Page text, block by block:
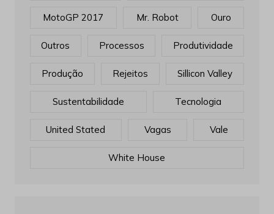
MotoGP 2017 Mr. Robot Ouro
Outros Processos Produtividade
Produção Rejeitos Sillicon Valley
Sustentabilidade Tecnologia
United Stated Vagas Vale
White House